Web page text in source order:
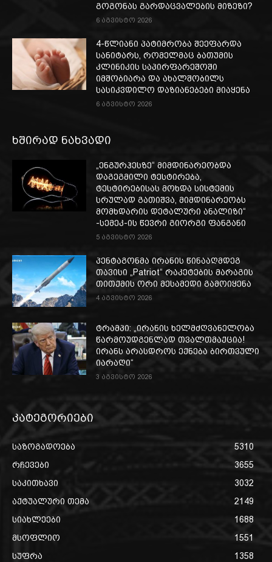
გოგონას გარდაცვალების მიზეზი?
6 აგვისტო 2026
4-წლიანი პატიმრობა შეეფარდა
სანიტარს, რომელმაც ბათუმის
კლინიკის საპირფარეშოში
იმშობიარა და ახალშობილს
სასიკვდილო დაზიანებები მიაყენა
6 აგვისტო 2026
ხშირად ნახვადი
„ენგურჰესზე“ მიმდინარეობდა
დაგეგმილი ტესტირება,
ტესტირებისას მოხდა სისტემის
სრულად გათიშვა, მიმდინარეობს
მომხდარის დეტალური ანალიზი“
-სემეკ-ის წევრი გიორგი ფანგანი
5 აგვისტო 2026
პენტაგონმა ირანის წინააღმდეგ
თავისი „Patriot“ რაკეტების მარაგის
თითქმის ორი მესამედი გამოიყენა
4 აგვისტო 2026
ტრამპი: „ირანის ხელმძღვანელობა
წარმოუდგენლად თვალთმაქცია!
ირანს არასდროს ექნება ბირთვული
იარაღი“
3 აგვისტო 2026
კატეგორიები
საზოგადოება
5310
რჩევები
3655
საკითხავი
3032
აქტუალური თემა
2149
სიახლეები
1688
მსოფლიო
1551
სუფრა
1358